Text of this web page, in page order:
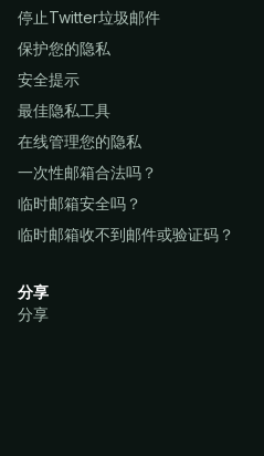
停止Twitter垃圾邮件
保护您的隐私
安全提示
最佳隐私工具
在线管理您的隐私
一次性邮箱合法吗？
临时邮箱安全吗？
临时邮箱收不到邮件或验证码？
分享
分享